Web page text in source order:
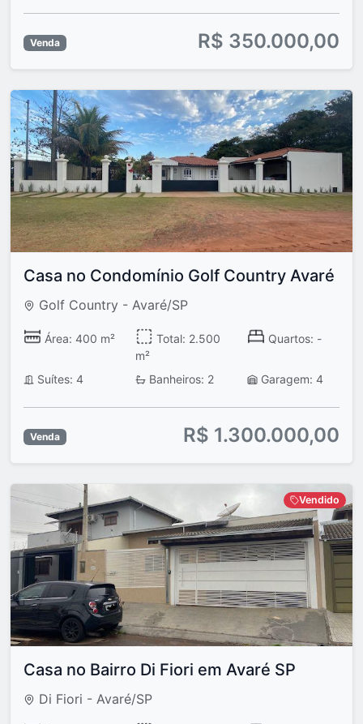
Venda R$ 350.000,00
Casa no Condomínio Golf Country Avaré
Golf Country - Avaré/SP
Área: 400 m²
Total: 2.500
m²
Quartos: -
Suítes: 4 Banheiros: 2 Garagem: 4
Venda R$ 1.300.000,00
Vendido
Casa no Bairro Di Fiori em Avaré SP
Di Fiori - Avaré/SP